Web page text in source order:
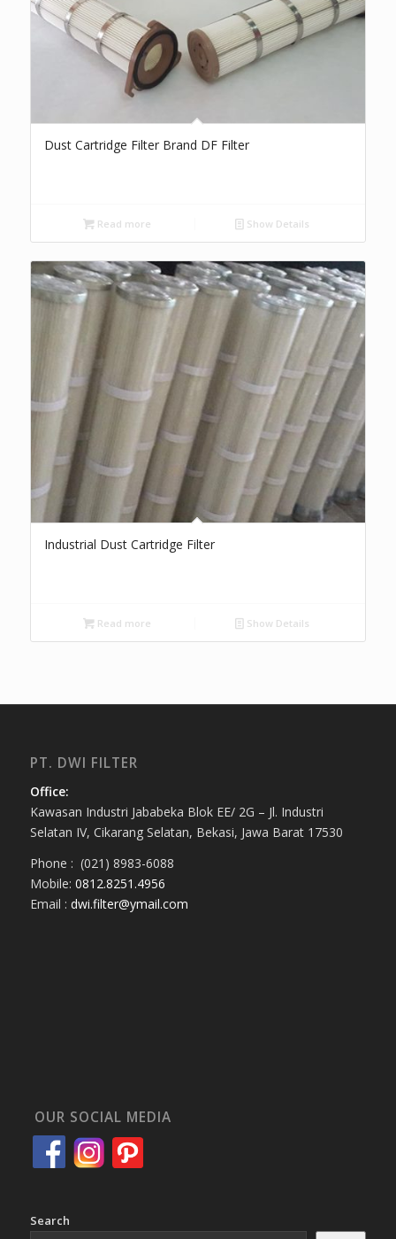
Dust Cartridge Filter Brand DF Filter
Read more Show Details
Industrial Dust Cartridge Filter
Read more Show Details
PT. DWI FILTER
Office:
Kawasan Industri Jababeka Blok EE/ 2G – Jl. Industri
Selatan IV, Cikarang Selatan, Bekasi, Jawa Barat 17530
Phone : (021) 8983-6088
Mobile: 0812.8251.4956
Email : dwi.filter@ymail.com
OUR SOCIAL MEDIA
Search